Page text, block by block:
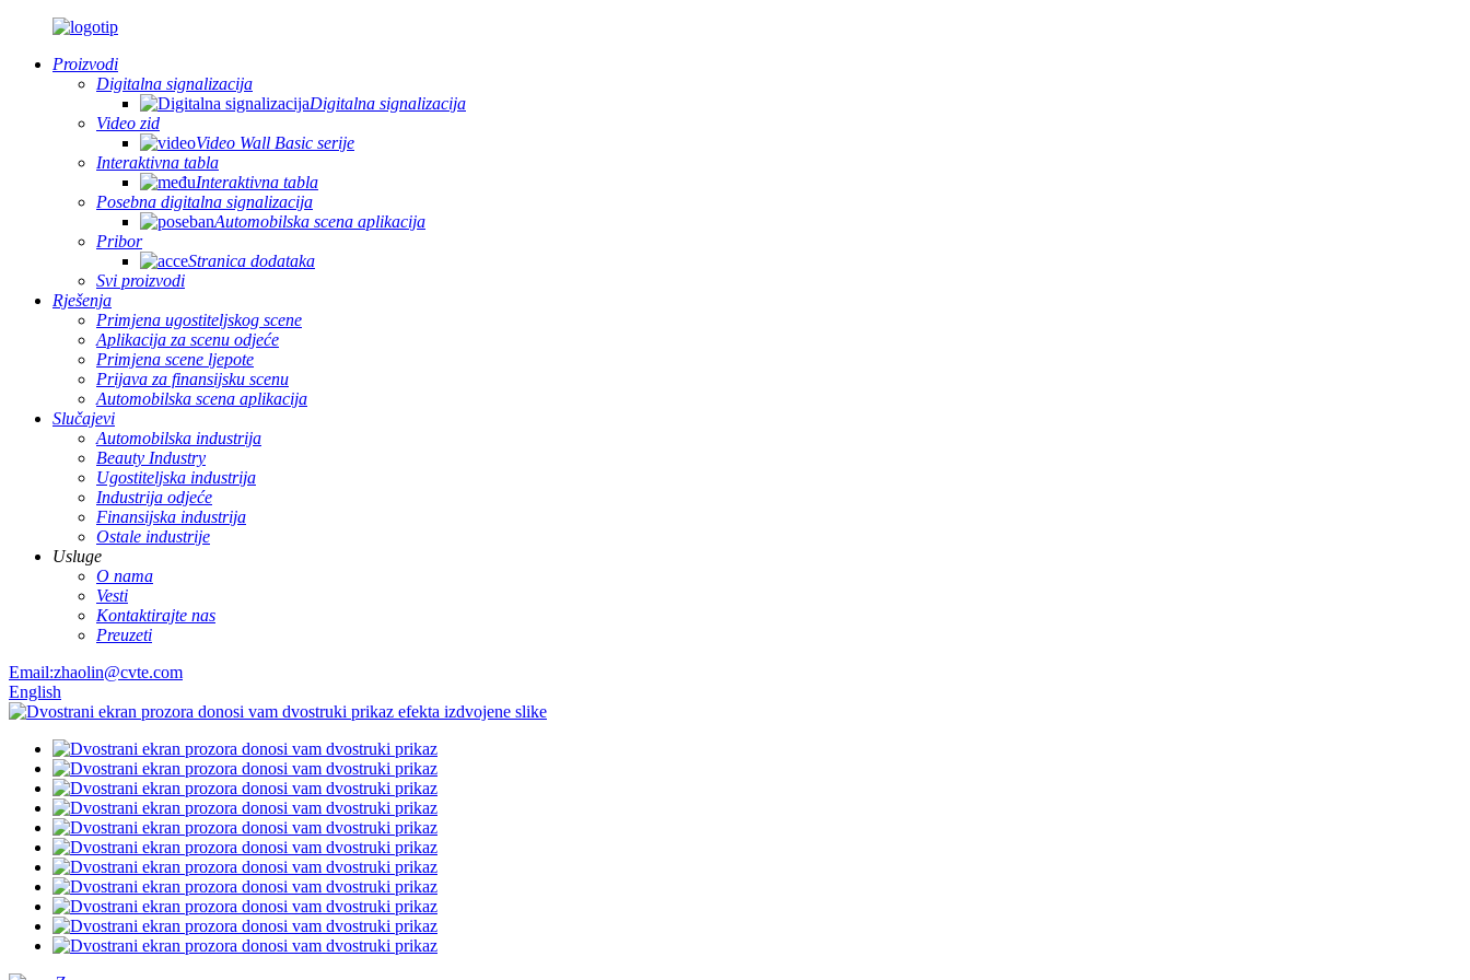
Proizvodi
Digitalna signalizacija
Digitalna signalizacija
Video zid
Video Wall Basic serije
Interaktivna tabla
Interaktivna tabla
Posebna digitalna signalizacija
Automobilska scena aplikacija
Pribor
Stranica dodataka
Svi proizvodi
Rješenja
Primjena ugostiteljskog scene
Aplikacija za scenu odjeće
Primjena scene ljepote
Prijava za finansijsku scenu
Automobilska scena aplikacija
Slučajevi
Automobilska industrija
Beauty Industry
Ugostiteljska industrija
Industrija odjeće
Finansijska industrija
Ostale industrije
Usluge
O nama
Vesti
Kontaktirajte nas
Preuzeti
Email:zhaolin@cvte.com
English